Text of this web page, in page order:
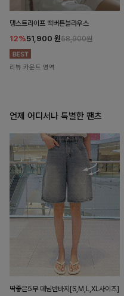
댕스트라이프 백버튼블라우스
12%51,900 원58,900원
리뷰 카운트 영역
언제 어디서나 특별한 팬츠
딱좋은5부 데님반바지[S,M,L,XL사이즈]